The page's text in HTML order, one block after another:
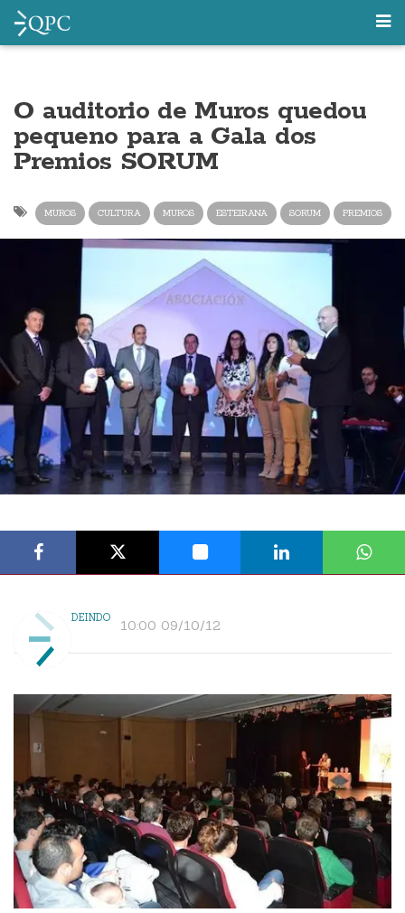
O auditorio de Muros quedou
pequeno para a Gala dos
Premios SORUM
MUROS CULTURA MUROS ESTEIRANA SORUM PREMIOS
DEINDO 10:00 09/10/12